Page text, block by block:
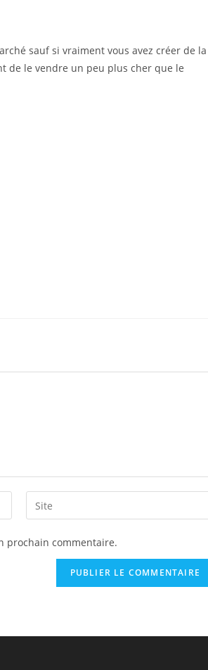
sauf si vraiment vous avez créer de la
de le vendre un peu plus cher que le
Saisir
l’URL
(facultatif)
prochain commentaire.